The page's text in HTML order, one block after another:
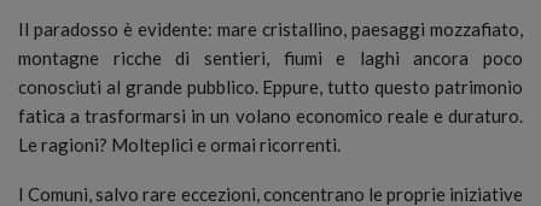
Il paradosso è evidente: mare cristallino, paesaggi mozzafiato,
montagne ricche di sentieri, fiumi e laghi ancora poco
conosciuti al grande pubblico. Eppure, tutto questo patrimonio
fatica a trasformarsi in un volano economico reale e duraturo.
Le ragioni? Molteplici e ormai ricorrenti.
I Comuni, salvo rare eccezioni, concentrano le proprie iniziative